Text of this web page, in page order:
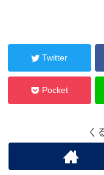
Twitter
Pocket
く